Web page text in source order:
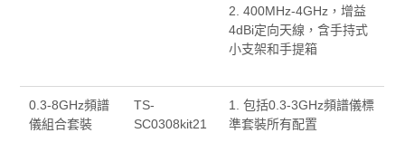
2. 400MHz-4GHz，增益
4dBi定向天線，含手持式
小支架和手提箱
0.3-8GHz頻譜
儀組合套裝
TS-
SC0308kit21
1. 包括0.3-3GHz頻譜儀標
準套裝所有配置